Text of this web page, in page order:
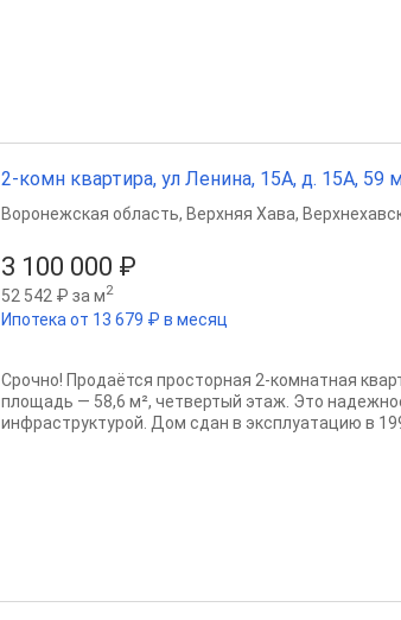
2-комн квартира, ул Ленина, 15А, д. 15А, 59
3 100 000 ₽
52 542 ₽ за м2
Ипотека от 13 679 ₽ в месяц
Воронежская область, Верхняя Хава,
Срочно! Продаётся просторная 2-комнатная
площадь — 58,6 м², четвертый этаж. Это
инфраструктурой. Дом сдан в эксплуатацию в